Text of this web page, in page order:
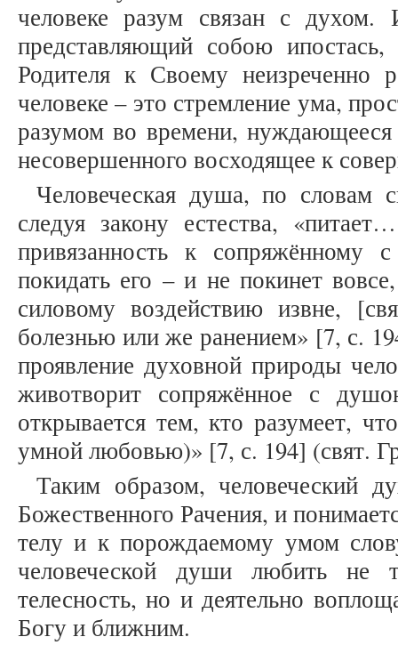
человеке разум связан с
представляющий собою ипостась,
Родителя к Своему неизреченно
человеке – это стремление ума,
разумом во времени,
несовершенного восходящее к
Человеческая душа, по словам
следуя закону естества,
привязанность к
покидать его – и не покинет
силовому воздействию извне,
болезнью или же ранением» [7, с.
проявление духовной природы
животворит сопряжённое с
открывается тем, кто разумеет,
умной любовью)» [7, с. 194] (свят.
Таким образом, человеческий
Божественного Рачения, и
телу и к порождаемому умом
человеческой души любить не
телесность, но и деятельно
Богу и ближним.